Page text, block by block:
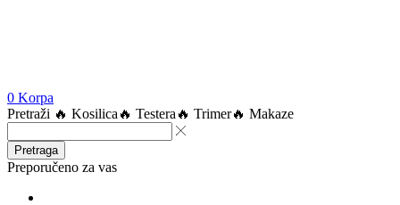
0 Korpa
Pretraži 🔥 Kosilica 🔥 Testera 🔥 Trimer🔥 Makaze
Pretraga
Preporučeno za vas